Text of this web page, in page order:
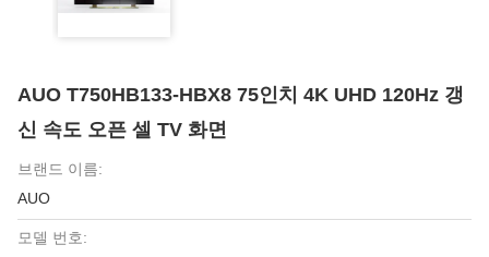
AUO T750HB133-HBX8 75인치 4K UHD 120Hz 갱
신 속도 오픈 셀 TV 화면
브랜드 이름:
AUO
모델 번호: